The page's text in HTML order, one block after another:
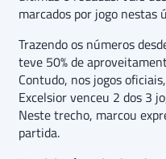
marcados por jogo nestas
Trazendo os números
teve 50% de
Contudo, nos jogos
Excelsior venceu 2 dos 3
Neste trecho, marcou
partida.